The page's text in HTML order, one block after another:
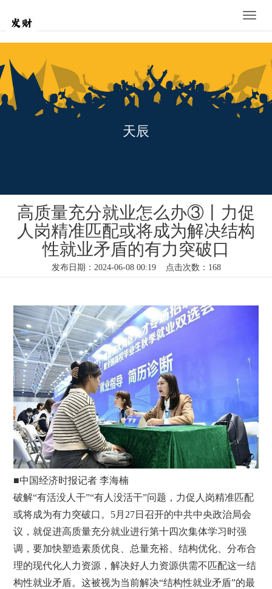
Toggle
天辰
高质量充分就业怎么办③丨力促
人岗精准匹配或将成为解决结构
性就业矛盾的有力突破口
发布日期：2024-06-08 00:19 点击次数：168
■中国经济时报记者 李海楠
破解“有活没人干”“有人没活干”问题，力促人岗精准匹配
或将成为有力突破口。5月27日召开的中共中央政治局会
议，就促进高质量充分就业进行第十四次集体学习时强
调，要加快塑造素质优良、总量充裕、结构优化、分布合
理的现代化人力资源，解决好人力资源供需不匹配这一结
构性就业矛盾。这被视为当前解决“结构性就业矛盾”的最